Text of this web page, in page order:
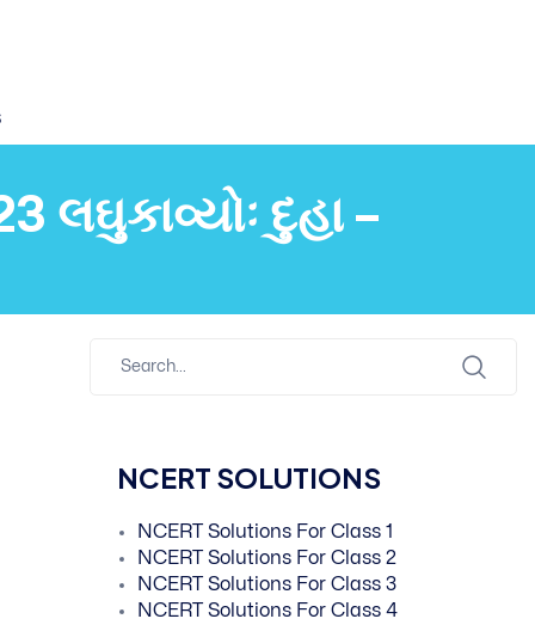
દુહા –
NCERT SOLUTIONS
NCERT Solutions For Class 1
NCERT Solutions For Class 2
NCERT Solutions For Class 3
NCERT Solutions For Class 4